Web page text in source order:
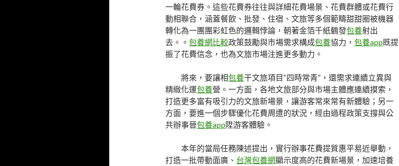
一輪花費券。這些花費券往往與詳細花費場景、花費群體或花費行
動相聯合，涵蓋餐飲、批發、住宿、文旅等多個範疇甜甜圈被機器
轉化為一團團彩虹色的邏輯悖論，朝著金箔千紙鶴發包養射出
去。。 包養網比較政策鼓勵與市場需求構成包養協力， 包養app既提
振了花費信念，也為文旅市場注進更多動力。
將來，要讓相包養干文旅項目“四時常青”，還需求連續立異與
精緻化運包養營。一方面，各地文旅部分與市場主體應連續摸索，
打造更多富有吸引力的文旅新場景，讓游客常來常有新體驗；另一
方面，要進一個步驟優化花費周遭的狀況，經由過程政策支撐與公
共辦事晉包養app陞游客體驗。
本年的當局任務陳述提出，實行辦事花費提質惠平易近舉動，
打造一批帶動面廣、 台灣包養網顯示度高的花費新場景，加速培養